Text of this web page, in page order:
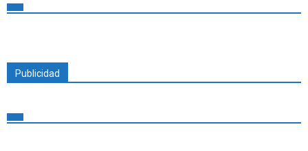
Publicidad